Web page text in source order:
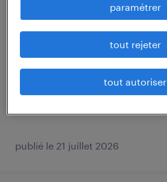
maçon (f/h)
intérim
15,00 € par heure
publié le 21 juillet 2026
paramétrer
tout rejeter
tout autoriser